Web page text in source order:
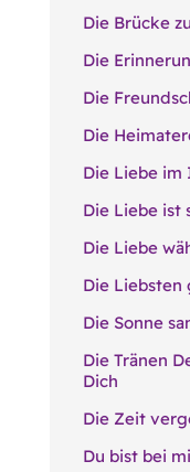
Die Brücke
Die
Die
Die
Die Liebe
Die Liebe ist
Die Liebe
Die Liebsten
Die Sonne
Die Tränen
Dich
Die Zeit
Du bist bei